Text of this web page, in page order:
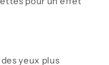
yeux plus